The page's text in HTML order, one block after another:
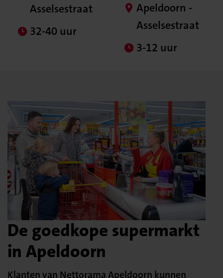
Asselsestraat
32-40 uur
Apeldoorn -
Asselsestraat
3-12 uur
De goedkope supermarkt
in Apeldoorn
Klanten van Nettorama Apeldoorn kunnen